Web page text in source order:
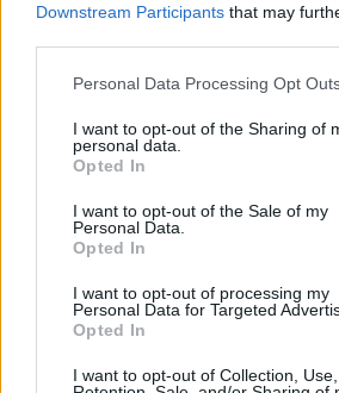
Downstream Participants that may
Personal Data Processing Opt
I want to opt-out of the Sharing of
personal data.
Opted In
I want to opt-out of the Sale of my
Personal Data.
Opted In
I want to opt-out of processing my
Personal Data for Targeted
Opted In
I want to opt-out of Collection, Use,
19 1
BMW Alpina
"den Gröna"
635CSi
210
20
"z4power"
854
(1997)